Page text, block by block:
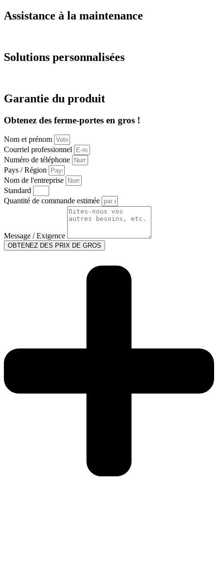
Assistance à la maintenance
Solutions personnalisées
Garantie du produit
Obtenez des ferme-portes en gros !
Nom et prénom
Courriel professionnel
Numéro de téléphone
Pays / Région
Nom de l'entreprise
Standard
Quantité de commande estimée
Message / Exigence
OBTENEZ DES PRIX DE GROS